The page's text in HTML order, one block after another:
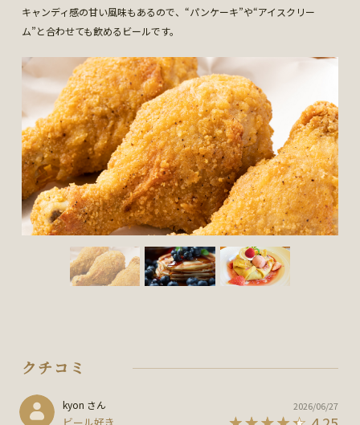
キャンディ感の甘い風味もあるので、“パンケーキ”や“アイスクリー
ム”と合わせても飲めるビールです。
クチコミ
kyon さん 2026/06/27